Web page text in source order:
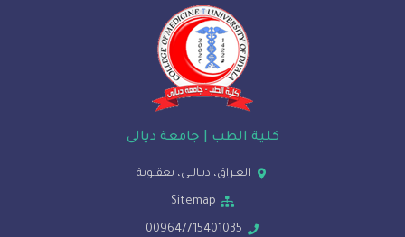
كلية الطب | جامعة ديالى
العـراق، ديـالــى، بعقــوبة
009647715401035